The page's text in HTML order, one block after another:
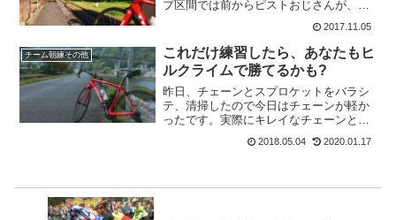
プ区間では前からピストおじさんが、す
う。43キロペースはアップなしにはキツ
スギ。わずか1キロでバックアタック。お
話で出来ずすいません...
2017.11.05
チーム朝練その他
これだけ練習したら、あなたもヒ
ルクライムで勝てるかも?
昨日、チェーンとスプロケットをバラシ
テ、清掃したので今日はチェーンが軽か
ったです。実際にキレイなチェーンと汚
れたチェーンでは、走行ワット数も違う
そうです。まあ、今日は一人で走るの
2018.05.04 2020.01.17